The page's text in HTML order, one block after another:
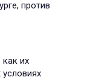
против
как их